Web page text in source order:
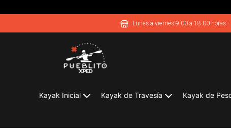
Lunes a viernes 9:00 a 18:00 horas -
Kayak Inicial Kayak de Travesía Kayak de